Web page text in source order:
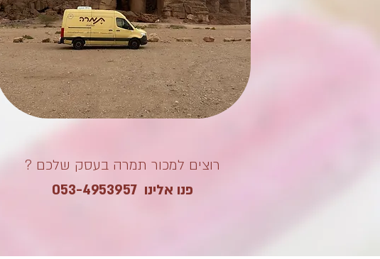
רוצים למכור תמרה בעסק שלכם ?
פנו אלינו 053-4953957